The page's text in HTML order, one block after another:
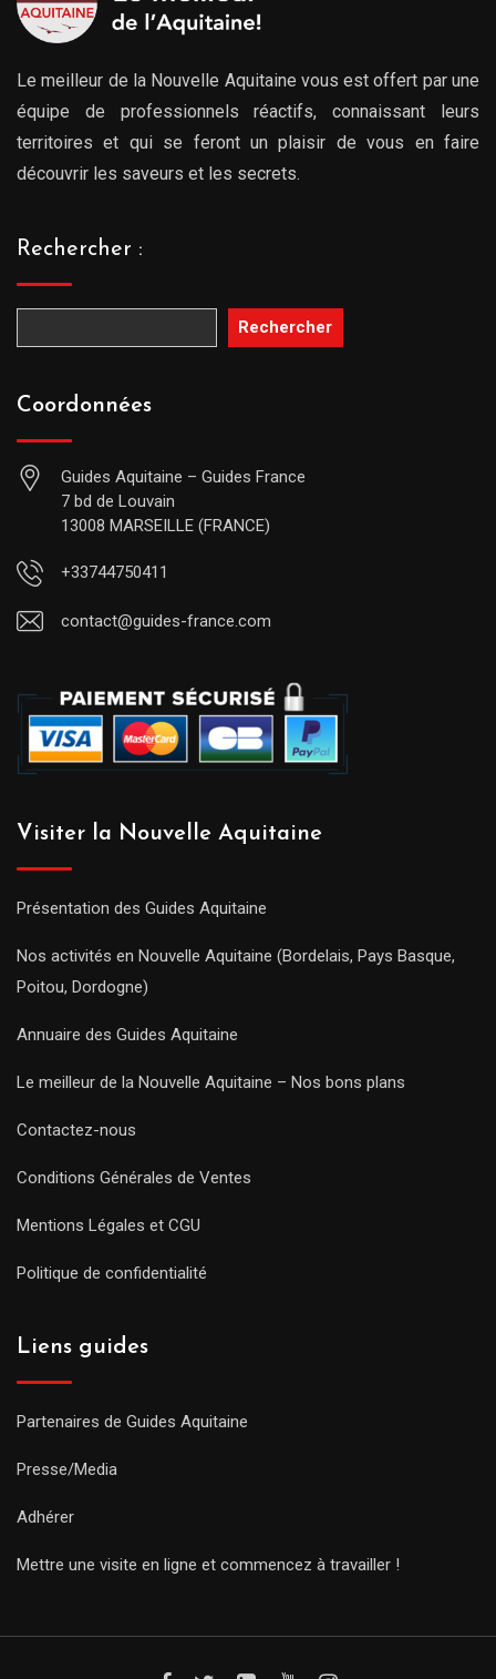
Le meilleur de la Nouvelle Aquitaine vous est offert par une
équipe de professionnels réactifs, connaissant leurs
territoires et qui se feront un plaisir de vous en faire
découvrir les saveurs et les secrets.
Rechercher :
Rechercher
Coordonnées
Guides Aquitaine – Guides France
7 bd de Louvain
13008 MARSEILLE (FRANCE)
+33744750411
contact@guides-france.com
Visiter la Nouvelle Aquitaine
Présentation des Guides Aquitaine
Nos activités en Nouvelle Aquitaine (Bordelais, Pays Basque,
Poitou, Dordogne)
Annuaire des Guides Aquitaine
Le meilleur de la Nouvelle Aquitaine – Nos bons plans
Contactez-nous
Conditions Générales de Ventes
Mentions Légales et CGU
Politique de confidentialité
Liens guides
Partenaires de Guides Aquitaine
Presse/Media
Adhérer
Mettre une visite en ligne et commencez à travailler !